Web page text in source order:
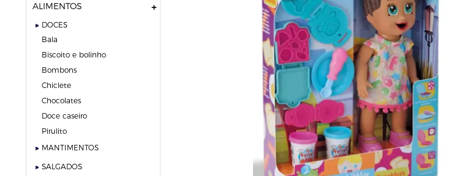
ALIMENTOS
DOCES
bala
biscoito e bolinho
bombons
chiclete
chocolates
doce caseiro
pirulito
MANTIMENTOS
SALGADOS